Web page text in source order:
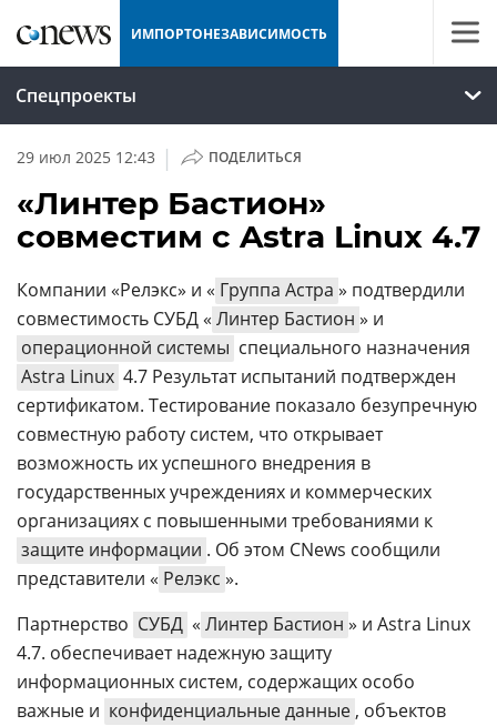
ИМПОРТОНЕЗАВИСИМОСТЬ
Спецпроекты
29 июл 2025 12:43 | ПОДЕЛИТЬСЯ
«Линтер Бастион»
совместим с Astra Linux 4.7
Компании «Релэкс» и « Группа Астра » подтвердили
совместимость СУБД « Линтер Бастион » и
операционной системы специального назначения
Astra Linux 4.7 Результат испытаний подтвержден
сертификатом. Тестирование показало безупречную
совместную работу систем, что открывает
возможность их успешного внедрения в
государственных учреждениях и коммерческих
организациях с повышенными требованиями к
защите информации . Об этом CNews сообщили
представители « Релэкс ».
Партнерство СУБД « Линтер Бастион » и Astra Linux
4.7. обеспечивает надежную защиту
информационных систем, содержащих особо
важные и конфиденциальные данные , объектов